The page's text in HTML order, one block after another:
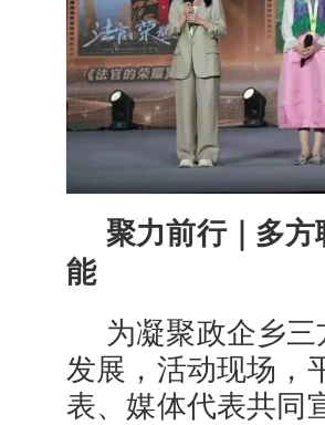
聚力前行｜多
能
为凝聚政企乡
发展，活动现场，
表、媒体代表共同